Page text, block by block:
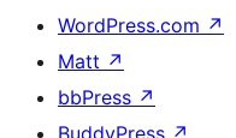
WordPress.com ↗
Matt ↗
bbPress ↗
BuddyPress ↗